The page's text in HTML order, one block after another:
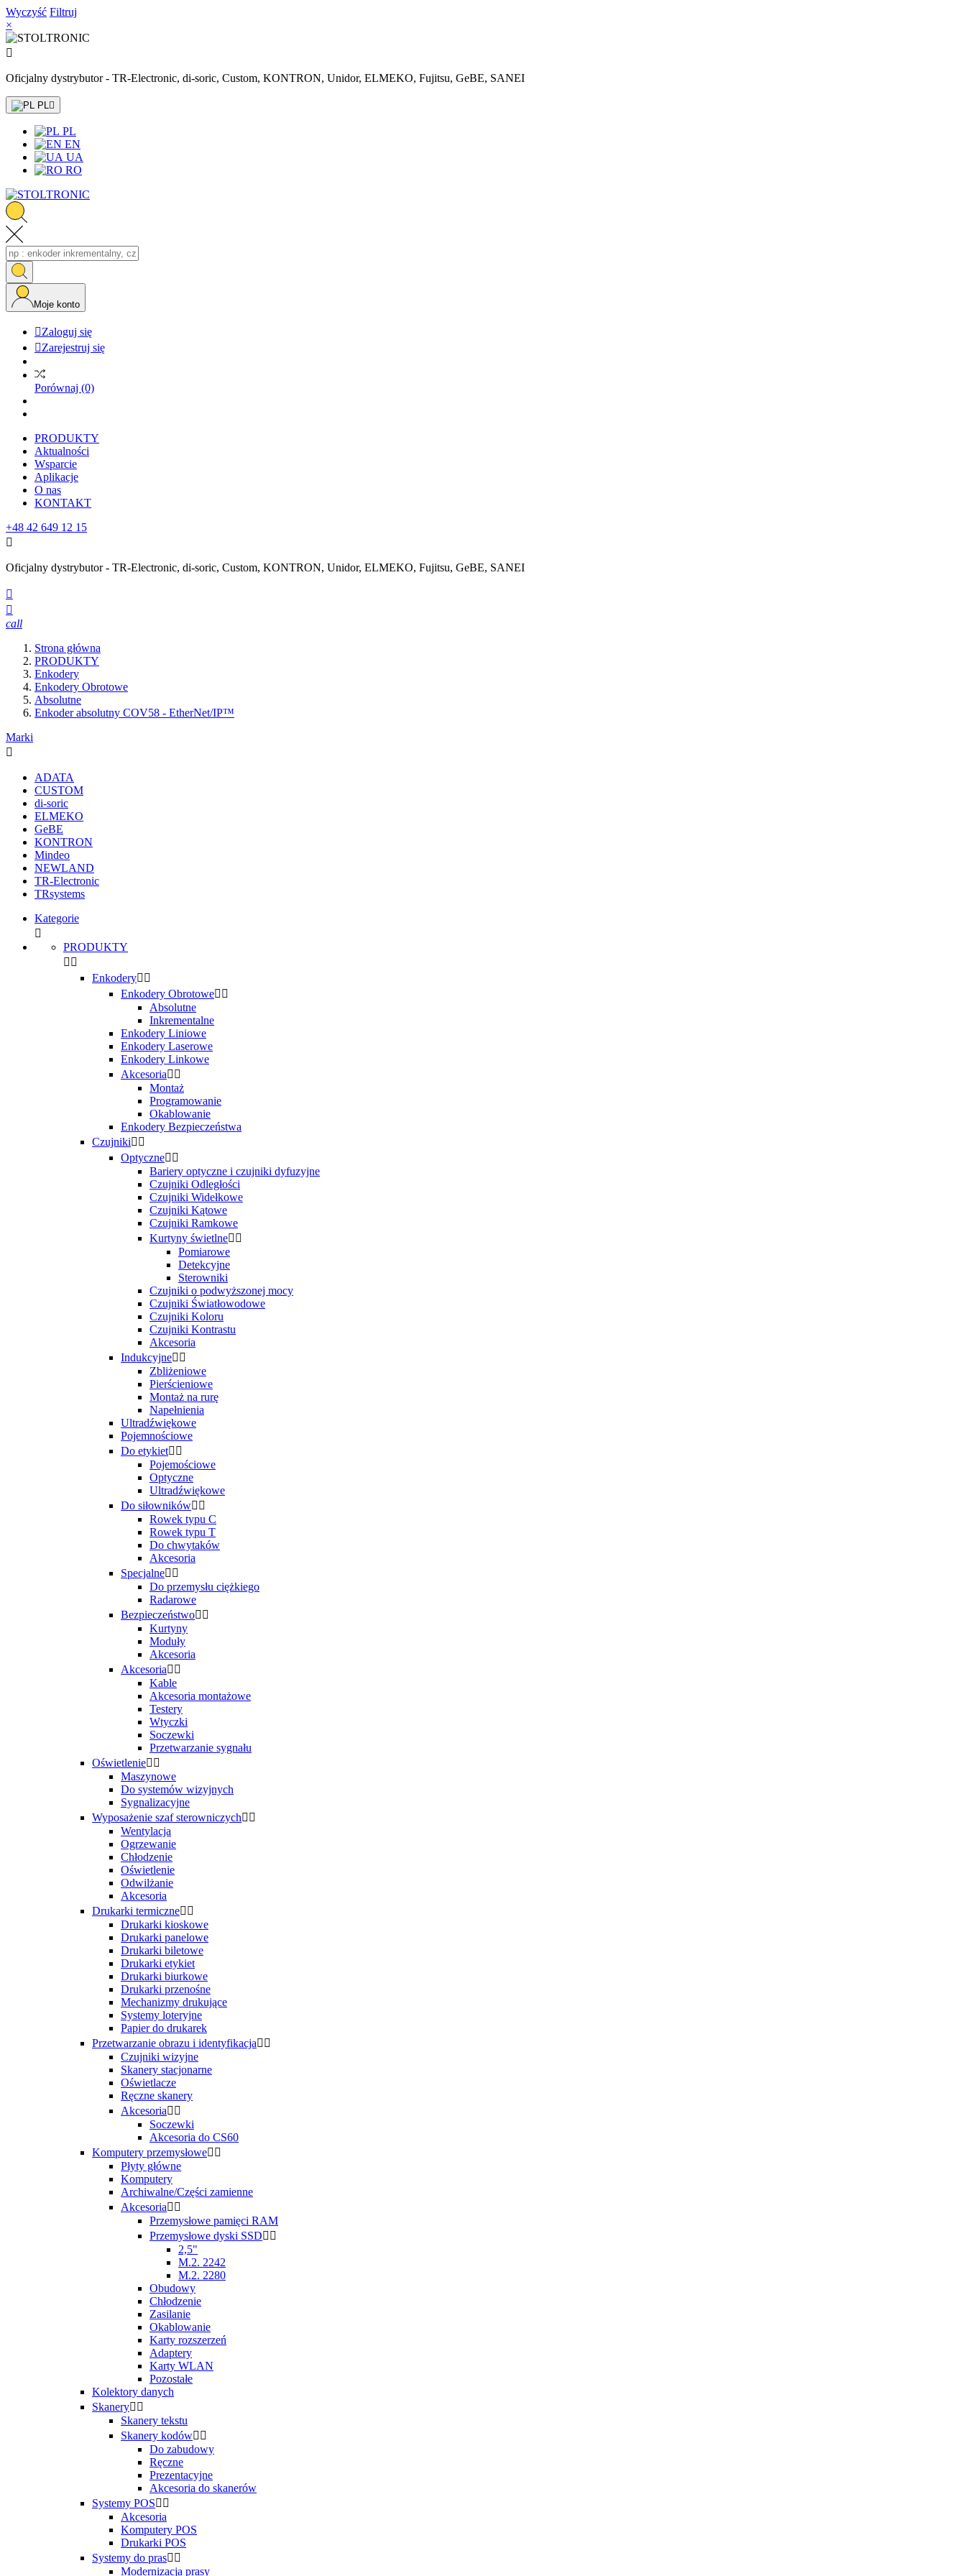
Wyczyść Filtruj
×

Oficjalny dystrybutor - TR-Electronic, di-soric, Custom, KONTRON, Unidor, ELMEKO, Fujitsu, GeBE, SANEI
PL
PL
EN
UA
RO
Moje konto
Zaloguj się
Zarejestruj się
Porównaj (0)
PRODUKTY
Aktualności
Wsparcie
Aplikacje
O nas
KONTAKT
+48 42 649 12 15

Oficjalny dystrybutor - TR-Electronic, di-soric, Custom, KONTRON, Unidor, ELMEKO, Fujitsu, GeBE, SANEI


call
Strona główna
PRODUKTY
Enkodery
Enkodery Obrotowe
Absolutne
Enkoder absolutny COV58 - EtherNet/IP™
Marki

ADATA
CUSTOM
di-soric
ELMEKO
GeBE
KONTRON
Mindeo
NEWLAND
TR-Electronic
TRsystems
Kategorie

PRODUKTY
 
Enkodery 
Enkodery Obrotowe 
Absolutne
Inkrementalne
Enkodery Liniowe
Enkodery Laserowe
Enkodery Linkowe
Akcesoria 
Montaż
Programowanie
Okablowanie
Enkodery Bezpieczeństwa
Czujniki 
Optyczne 
Bariery optyczne i czujniki dyfuzyjne
Czujniki Odległości
Czujniki Widełkowe
Czujniki Kątowe
Czujniki Ramkowe
Kurtyny świetlne 
Pomiarowe
Detekcyjne
Sterowniki
Czujniki o podwyższonej mocy
Czujniki Światłowodowe
Czujniki Koloru
Czujniki Kontrastu
Akcesoria
Indukcyjne 
Zbliżeniowe
Pierścieniowe
Montaż na rurę
Napełnienia
Ultradźwiękowe
Pojemnościowe
Do etykiet 
Pojemościowe
Optyczne
Ultradźwiękowe
Do siłowników 
Rowek typu C
Rowek typu T
Do chwytaków
Akcesoria
Specjalne 
Do przemysłu ciężkiego
Radarowe
Bezpieczeństwo 
Kurtyny
Moduły
Akcesoria
Akcesoria 
Kable
Akcesoria montażowe
Testery
Wtyczki
Soczewki
Przetwarzanie sygnału
Oświetlenie 
Maszynowe
Do systemów wizyjnych
Sygnalizacyjne
Wyposażenie szaf sterowniczych 
Wentylacja
Ogrzewanie
Chłodzenie
Oświetlenie
Odwilżanie
Akcesoria
Drukarki termiczne 
Drukarki kioskowe
Drukarki panelowe
Drukarki biletowe
Drukarki etykiet
Drukarki biurkowe
Drukarki przenośne
Mechanizmy drukujące
Systemy loteryjne
Papier do drukarek
Przetwarzanie obrazu i identyfikacja 
Czujniki wizyjne
Skanery stacjonarne
Oświetlacze
Ręczne skanery
Akcesoria 
Soczewki
Akcesoria do CS60
Komputery przemysłowe 
Płyty główne
Komputery
Archiwalne/Części zamienne
Akcesoria 
Przemysłowe pamięci RAM
Przemysłowe dyski SSD 
2,5"
M.2. 2242
M.2. 2280
Obudowy
Chłodzenie
Zasilanie
Okablowanie
Karty rozszerzeń
Adaptery
Karty WLAN
Pozostałe
Kolektory danych
Skanery 
Skanery tekstu
Skanery kodów 
Do zabudowy
Ręczne
Prezentacyjne
Akcesoria do skanerów
Systemy POS 
Akcesoria
Komputery POS
Drukarki POS
Systemy do pras 
Modernizacja prasy